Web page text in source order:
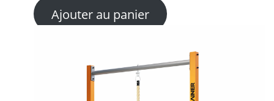
Ajouter au panier